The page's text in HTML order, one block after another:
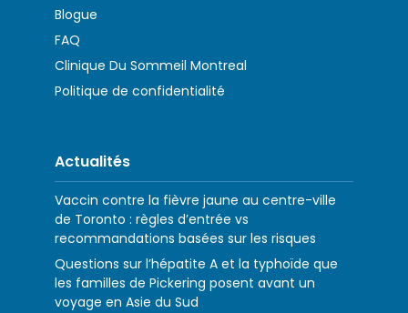
Blogue
FAQ
Clinique Du Sommeil Montreal
Politique de confidentialité
Actualités
Vaccin contre la fièvre jaune au centre-ville
de Toronto : règles d’entrée vs
recommandations basées sur les risques
Questions sur l’hépatite A et la typhoïde que
les familles de Pickering posent avant un
voyage en Asie du Sud